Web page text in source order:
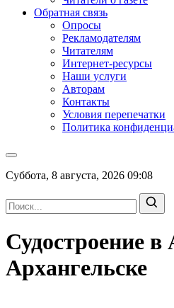
Обратная связь
Опросы
Рекламодателям
Читателям
Интернет-ресурсы
Наши услуги
Авторам
Контакты
Условия перепечатки
Политика
Суббота, 8 августа, 2026 09:08
Судостроение
Архангельске